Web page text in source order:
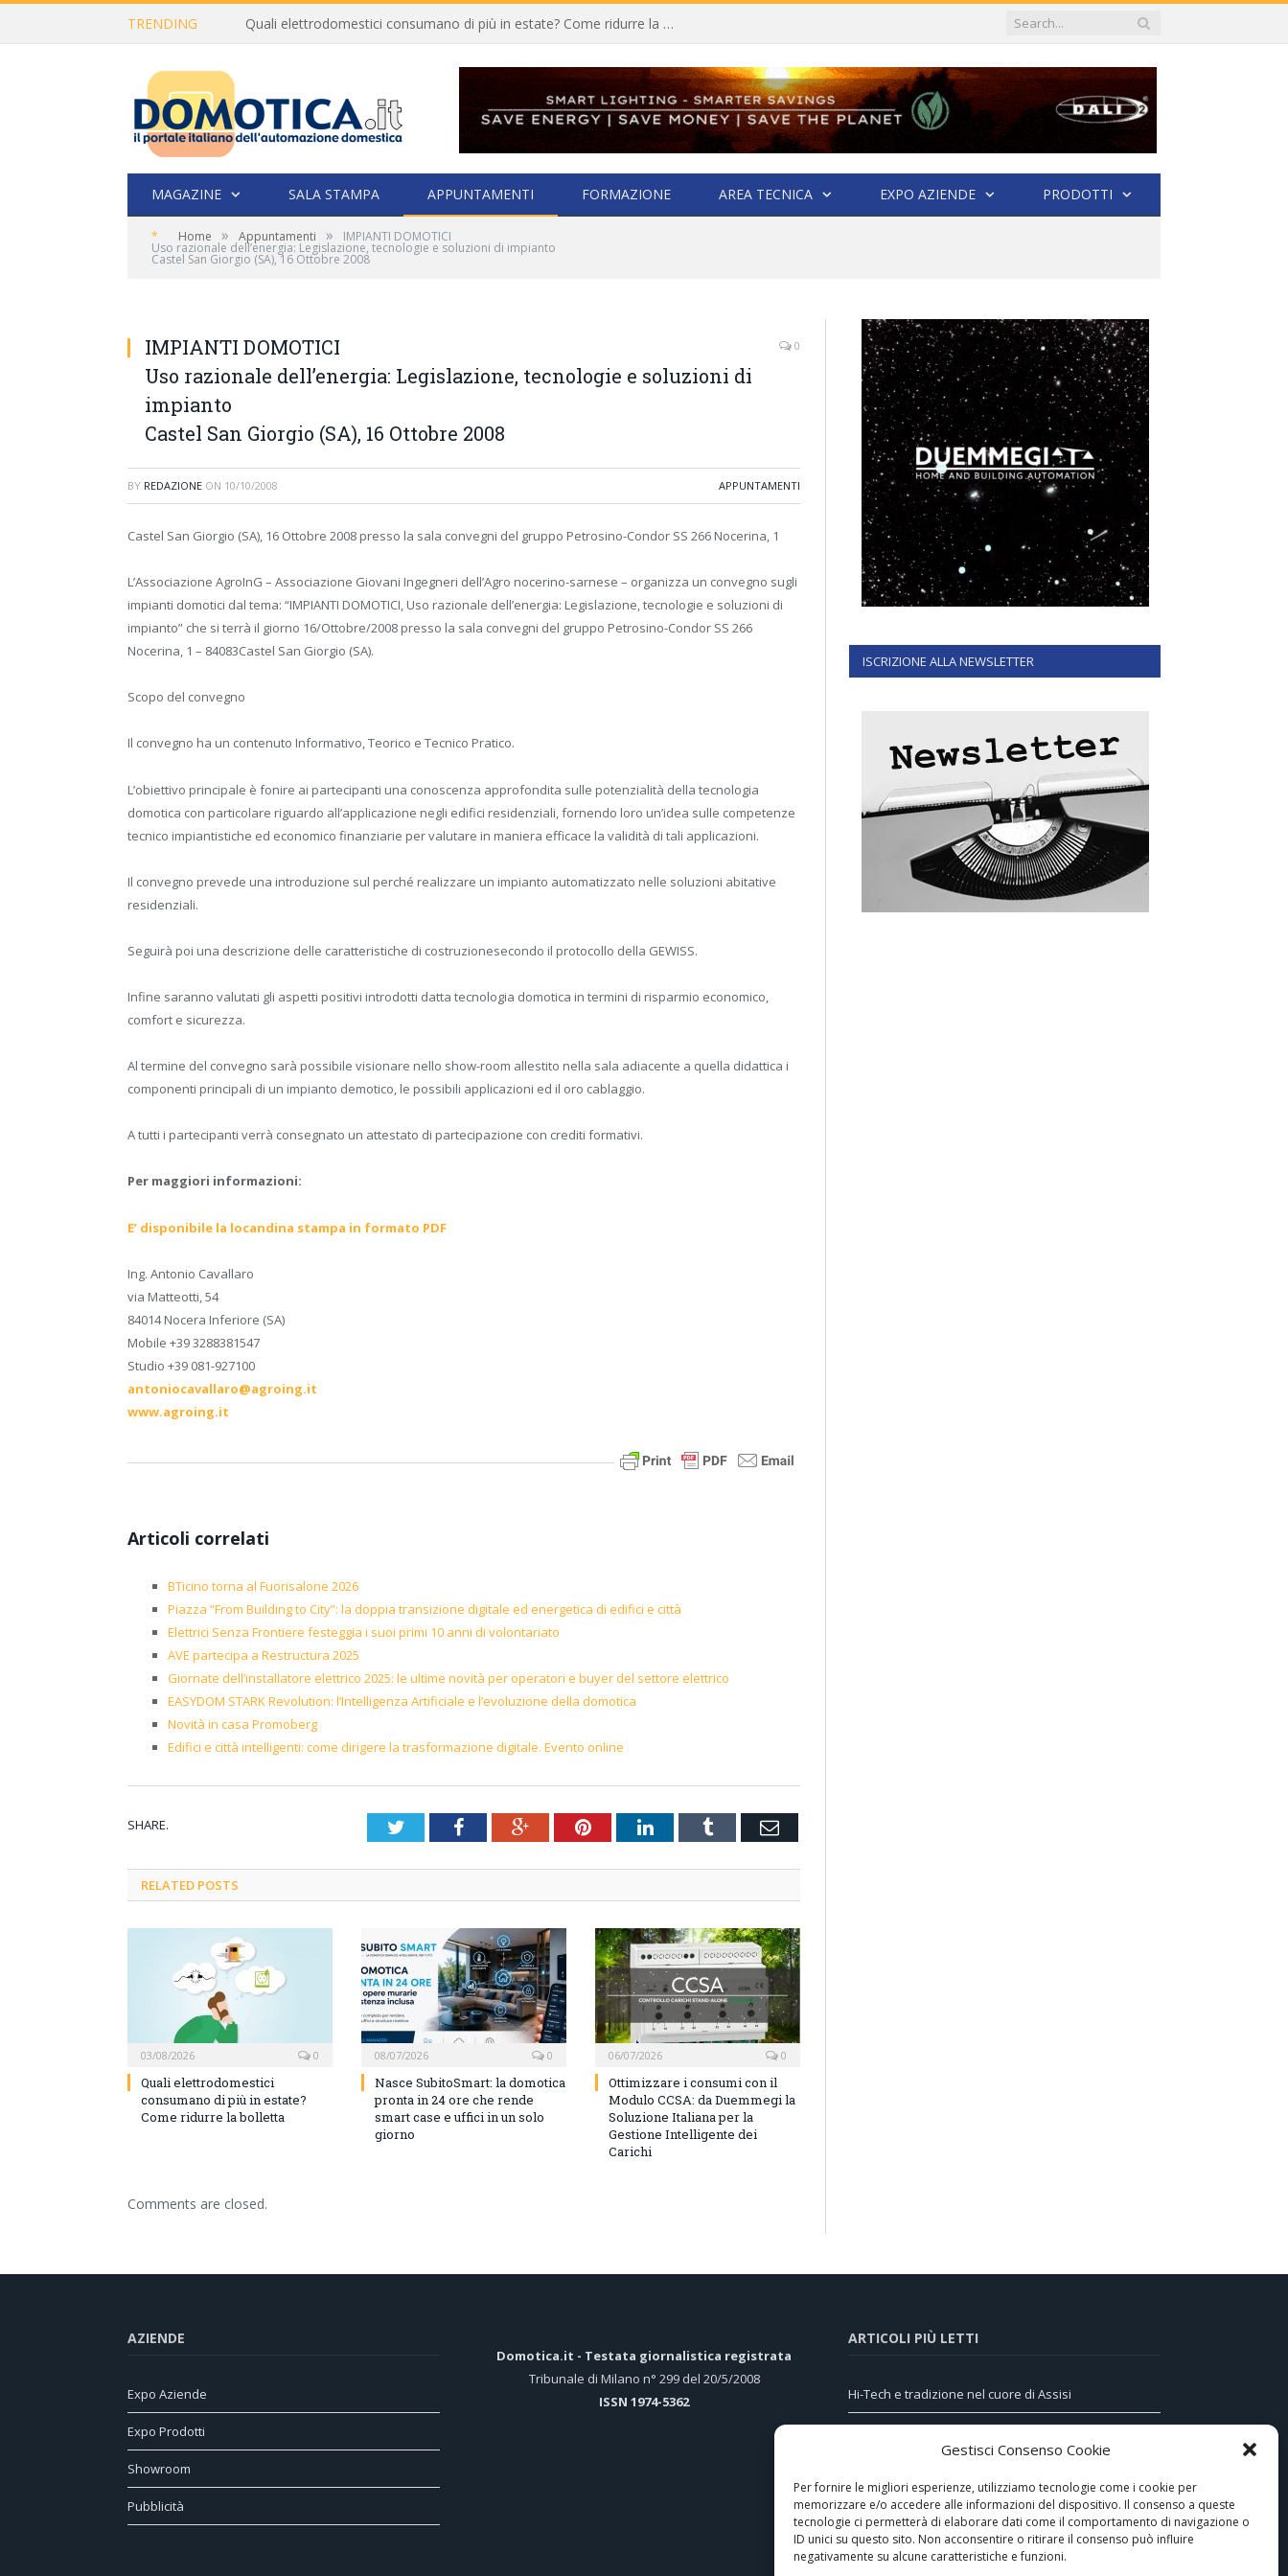
Gestisci Consenso Cookie
Per fornire le migliori esperienze, utilizziamo tecnologie come i cookie per
memorizzare e/o accedere alle informazioni del dispositivo. Il consenso a queste
tecnologie ci permetterà di elaborare dati come il comportamento di navigazione o
ID unici su questo sito. Non acconsentire o ritirare il consenso può influire
negativamente su alcune caratteristiche e funzioni.
TRENDING Quali elettrodomestici consumano di più in estate? Come ridurre la bolletta
MAGAZINE SALA STAMPA APPUNTAMENTI FORMAZIONE AREA TECNICA EXPO AZIENDE PRODOTTI
* Home » Appuntamenti » IMPIANTI DOMOTICI
Uso razionale dell’energia: Legislazione, tecnologie e soluzioni di impianto
Castel San Giorgio (SA), 16 Ottobre 2008
IMPIANTI DOMOTICI
Uso razionale dell’energia: Legislazione, tecnologie e soluzioni di
impianto
Castel San Giorgio (SA), 16 Ottobre 2008
0
BY REDAZIONE ON 10/10/2008 APPUNTAMENTI
Castel San Giorgio (SA), 16 Ottobre 2008 presso la sala convegni del gruppo Petrosino-Condor SS 266 Nocerina, 1
L’Associazione AgroInG – Associazione Giovani Ingegneri dell’Agro nocerino-sarnese – organizza un convegno sugli
impianti domotici dal tema: “IMPIANTI DOMOTICI, Uso razionale dell’energia: Legislazione, tecnologie e soluzioni di
impianto” che si terrà il giorno 16/Ottobre/2008 presso la sala convegni del gruppo Petrosino-Condor SS 266
Nocerina, 1 – 84083Castel San Giorgio (SA).
Scopo del convegno
Il convegno ha un contenuto Informativo, Teorico e Tecnico Pratico.
L’obiettivo principale è fonire ai partecipanti una conoscenza approfondita sulle potenzialità della tecnologia
domotica con particolare riguardo all’applicazione negli edifici residenziali, fornendo loro un’idea sulle competenze
tecnico impiantistiche ed economico finanziarie per valutare in maniera efficace la validità di tali applicazioni.
Il convegno prevede una introduzione sul perché realizzare un impianto automatizzato nelle soluzioni abitative
residenziali.
Seguirà poi una descrizione delle caratteristiche di costruzionesecondo il protocollo della GEWISS.
Infine saranno valutati gli aspetti positivi introdotti datta tecnologia domotica in termini di risparmio economico,
comfort e sicurezza.
Al termine del convegno sarà possibile visionare nello show-room allestito nella sala adiacente a quella didattica i
componenti principali di un impianto demotico, le possibili applicazioni ed il oro cablaggio.
A tutti i partecipanti verrà consegnato un attestato di partecipazione con crediti formativi.
Per maggiori informazioni:
E’ disponibile la locandina stampa in formato PDF
Ing. Antonio Cavallaro
via Matteotti, 54
84014 Nocera Inferiore (SA)
Mobile +39 3288381547
Studio +39 081-927100
antoniocavallaro@agroing.it
www.agroing.it
Articoli correlati
BTicino torna al Fuorisalone 2026
Piazza “From Building to City”: la doppia transizione digitale ed energetica di edifici e città
Elettrici Senza Frontiere festeggia i suoi primi 10 anni di volontariato
AVE partecipa a Restructura 2025
Giornate dell’installatore elettrico 2025: le ultime novità per operatori e buyer del settore elettrico
EASYDOM STARK Revolution: l’Intelligenza Artificiale e l’evoluzione della domotica
Novità in casa Promoberg
Edifici e città intelligenti: come dirigere la trasformazione digitale. Evento online
SHARE. TwitterFacebookGoogle+PinterestLinkedInTumblr Email
RELATED POSTS
03/08/2026 0
Quali elettrodomestici
consumano di più in estate?
Come ridurre la bolletta
08/07/2026 0
Nasce SubitoSmart: la domotica
pronta in 24 ore che rende
smart case e uffici in un solo
giorno
06/07/2026 0
Ottimizzare i consumi con il
Modulo CCSA: da Duemmegi la
Soluzione Italiana per la
Gestione Intelligente dei
Carichi
Comments are closed.
ISCRIZIONE ALLA NEWSLETTER
AZIENDE
Expo Aziende
Expo Prodotti
Showroom
Pubblicità
Domotica.it - Testata giornalistica registrata
Tribunale di Milano n° 299 del 20/5/2008
ISSN 1974-5362
ARTICOLI PIÙ LETTI
Hi-Tech e tradizione nel cuore di Assisi
DAITEM, la sicurezza avanzata anche via MMS
Engineering Solutions: una ristrutturazione hi-tech,
tra classico e moderno
MYWB E MCAMEDIA – la domotica al servizio di